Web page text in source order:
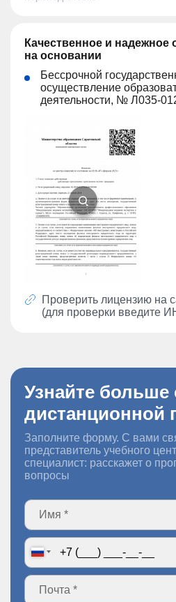
Качественное и надежное
на основании
Бессрочной
осуществление
деятельности, № Л035-
Проверить лицензию на
(для проверки введите
Узнайте больше
дистанционной
Заполните форму. С вами
представитель учебного
специалист: расскажет о
вопросы